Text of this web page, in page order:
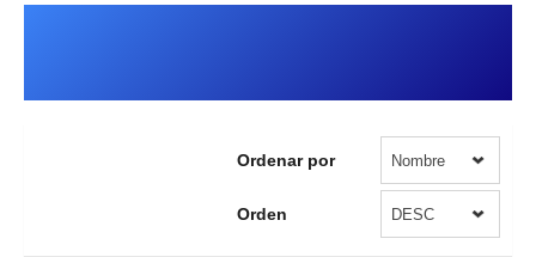
Ordenar por Nombre
Orden DESC